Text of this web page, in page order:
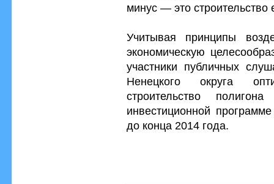
минус — это
Учитывая принципы
экономическую
участники публичных
Ненецкого округа
строительство
инвестиционной
до конца 2014 года.